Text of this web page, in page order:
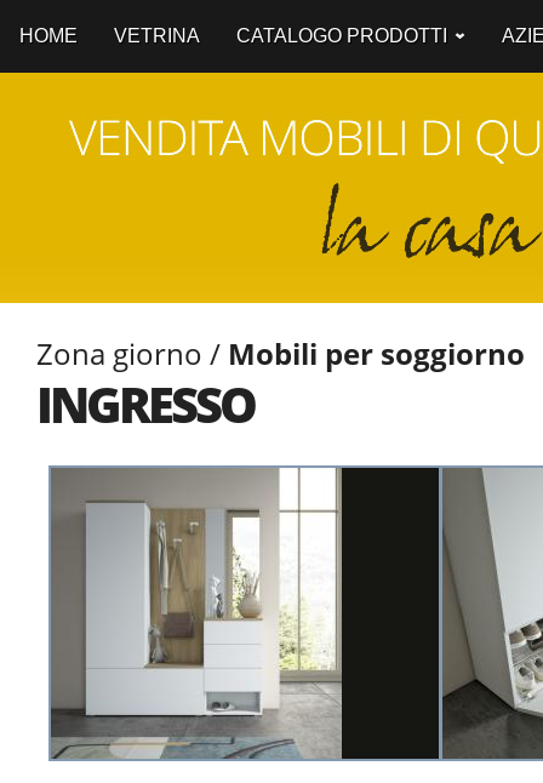
HOME VETRINA CATALOGO PRODOTTI
Zona giorno / Mobili per soggiorno
INGRESSO